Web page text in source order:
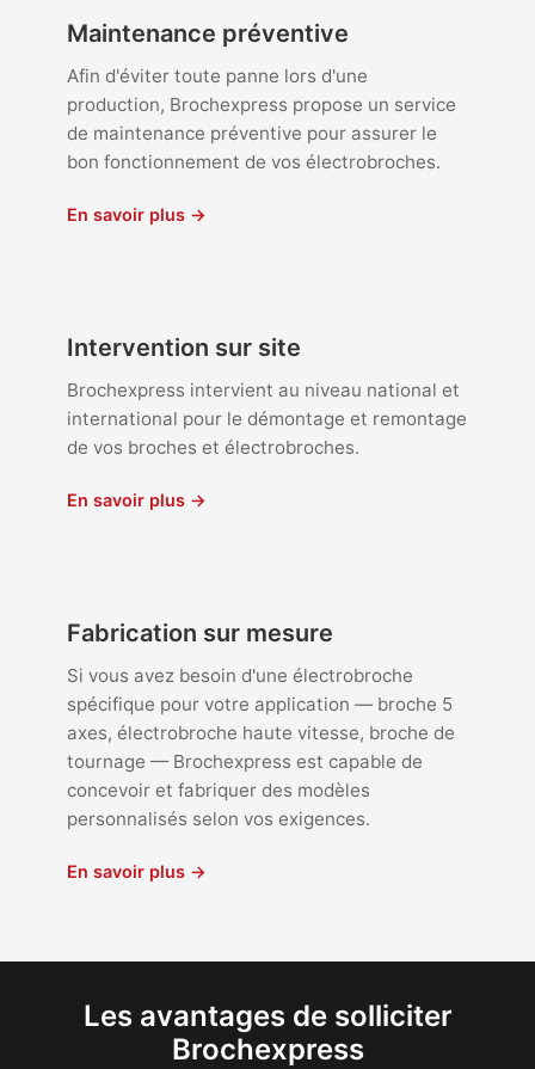
Maintenance préventive
Afin d'éviter toute panne lors d'une
production, Brochexpress propose un service
de maintenance préventive pour assurer le
bon fonctionnement de vos électrobroches.
En savoir plus →
Intervention sur site
Brochexpress intervient au niveau national et
international pour le démontage et remontage
de vos broches et électrobroches.
En savoir plus →
Fabrication sur mesure
Si vous avez besoin d'une électrobroche
spécifique pour votre application — broche 5
axes, électrobroche haute vitesse, broche de
tournage — Brochexpress est capable de
concevoir et fabriquer des modèles
personnalisés selon vos exigences.
En savoir plus →
Les avantages de solliciter
Brochexpress